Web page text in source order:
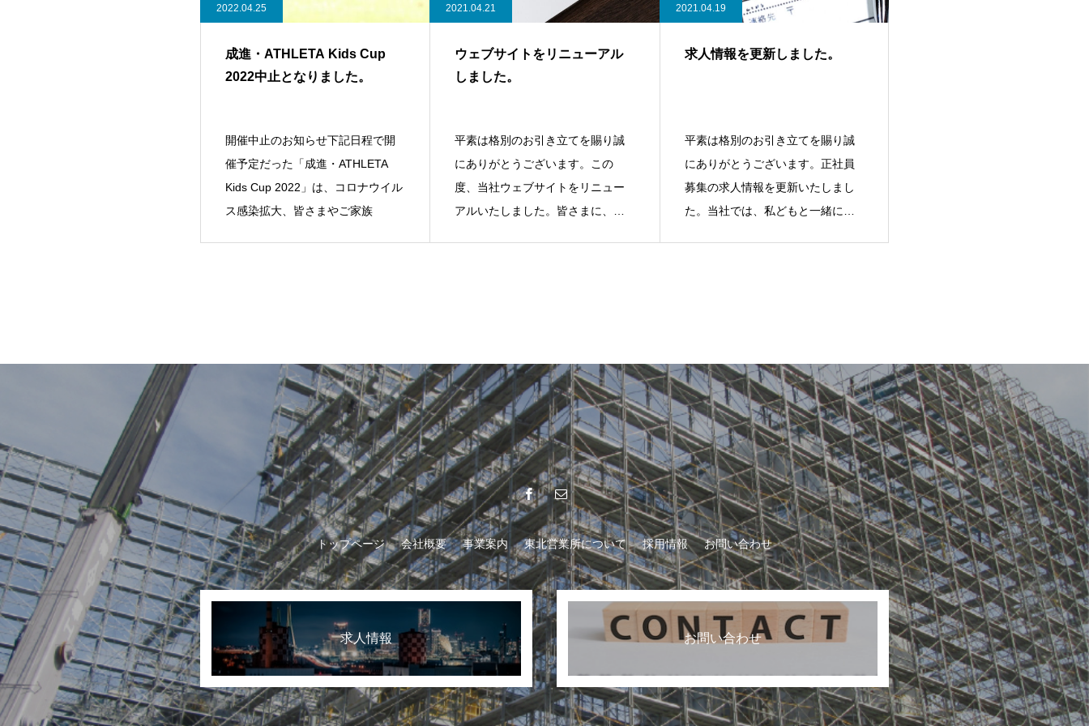
2022.04.25
成進・ATHLETA Kids Cup
2022中止となりました。
開催中止のお知らせ下記日程で開
催予定だった「成進・ATHLETA
Kids Cup 2022」は、コロナウイル
ス感染拡大、皆さまやご家族
2021.04.21
ウェブサイトをリニューアル
しました。
平素は格別のお引き立てを賜り誠
にありがとうございます。この
度、当社ウェブサイトをリニュー
アルいたしました。皆さまに、よ
2021.04.19
求人情報を更新しました。
平素は格別のお引き立てを賜り誠
にありがとうございます。正社員
募集の求人情報を更新いたしまし
た。当社では、私どもと一緒に仕
トップページ 会社概要 事業案内 東北営業所について 採用情報 お問い合わせ
求人情報 お問い合わせ